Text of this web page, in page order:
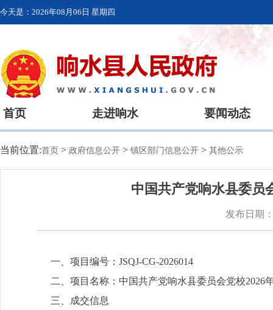
今天是： 2026年08月06日 星期四
首页 走进响水 要闻动态
当前位置:首页 > 政府信息公开 > 镇区部门信息公开 > 其他公示
中国共产党响水县委员
发布日期
一、项目编号：JSQJ-CG-2026014
二、项目名称：中国共产党响水县委员会党校2026
三、成交信息